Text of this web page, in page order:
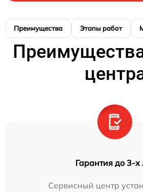
Преимущества Этапы работ
Гарантия до 3-х
Сервисный центр